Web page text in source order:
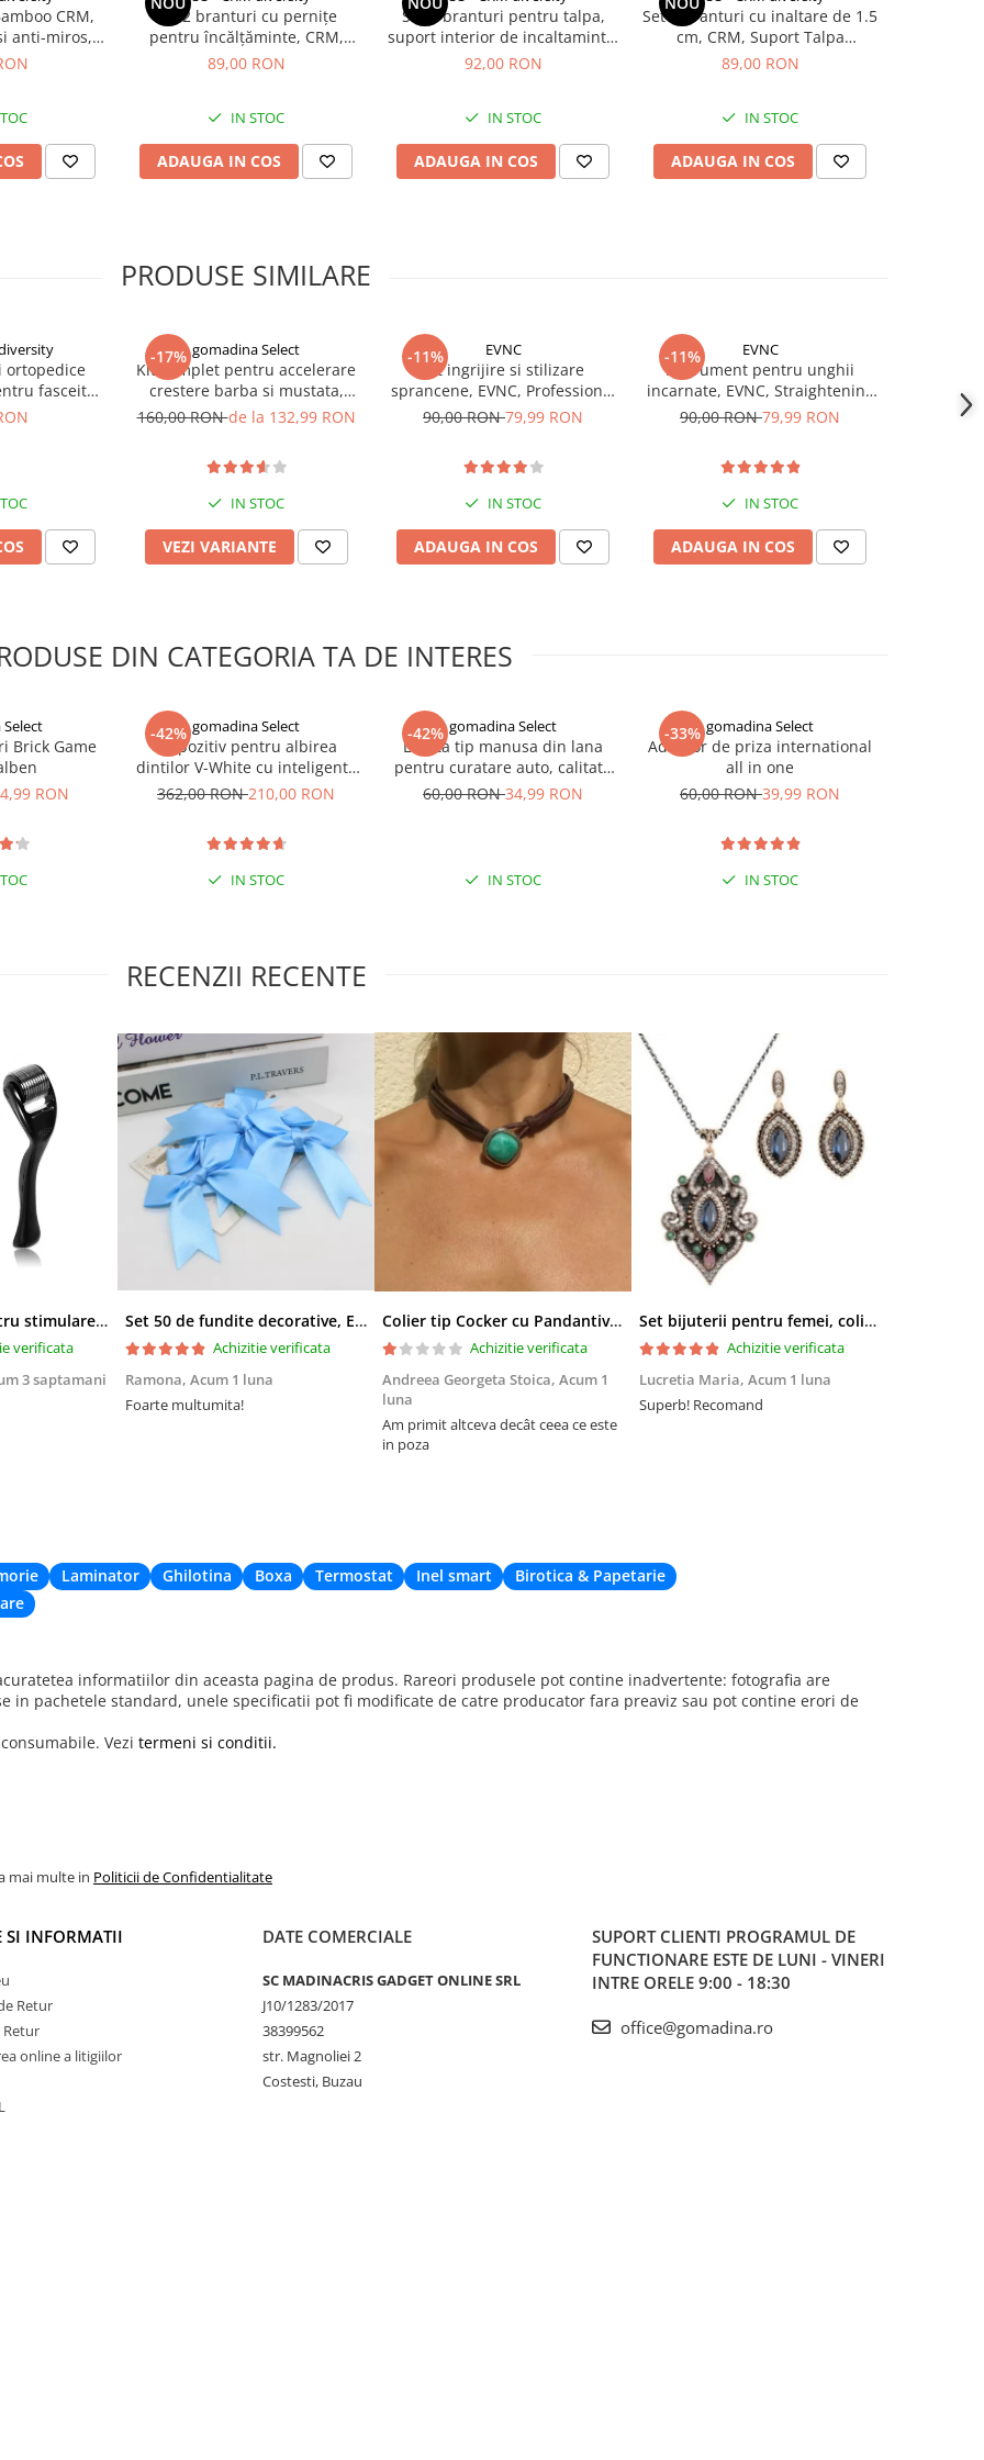
mersul pe jos
fara a va
in pielea
CRM,
anti-miros,
cm, negru
Set 2 branturi cu pernițe
pentru încălțăminte, CRM,
protecție călcâi, mărime
89,00 RON
IN STOC
ADAUGA IN COS
Set 2 branturi pentru talpa,
suport interior de incaltaminte,
CRM, cu calcai, marime
92,00 RON
IN STOC
ADAUGA IN COS
Set 2 Branturi cu inaltare de 1.5
cm, CRM, Suport Talpa
Incaltaminte, 36-40, unisex, gri
89,00 RON
IN STOC
ADAUGA IN COS
PRODUSE SIMILARE
ortopedice
fasceita
CRM,
-17% gomadina Select
Kit complet pentru accelerare
crestere barba si mustata,
GMO, Rubeus Hagrid
160,00 RONde la 132,99 RON
IN STOC
VEZI VARIANTE
-11% EVNC
Kit ingrijire si stilizare
sprancene, EVNC, Professional
Eyebrow, 6 piese
90,00 RON79,99 RON
IN STOC
ADAUGA IN COS
-11% EVNC
Instrument pentru unghii
incarnate, EVNC, Straightening
Clip
90,00 RON79,99 RON
IN STOC
ADAUGA IN COS
DIN CATEGORIA TA DE INTERES
Brick Game
RON
-42% gomadina Select
Dispozitiv pentru albirea
dintilor V-White cu inteligenta
artificiala
362,00 RON210,00 RON
IN STOC
-42% gomadina Select
Laveta tip manusa din lana
pentru curatare auto, calitate
extra
60,00 RON34,99 RON
IN STOC
-33% gomadina Select
Adaptor de priza international
all in one
60,00 RON39,99 RON
IN STOC
RECENZII RECENTE
Derma-roller pentru stimularea cresterii parului, scalp si barba, Beard Roller
verificata
3 saptamani
Set 50 de fundite decorative, EVNC, Blue Satin , potrivite pentru masini, scaune sau pahare, albastru
Achizitie verificata
Ramona, Acum 1 luna
Foarte multumita!
Colier tip Cocker cu Pandantiv Boho EVNC - Turquoise Pendant, Mărime Reglabilă
Achizitie verificata
Andreea Georgeta Stoica, Acum 1
luna
Am primit altceva decât ceea ce este
in poza
Set bijuterii pentru femei, colier cu pandantiv si cercei, CRM, 51 cm, multicolor
Achizitie verificata
Lucretia Maria, Acum 1 luna
Superb! Recomand
Laminator Ghilotina Boxa Termostat Inel smart
Birotica & Papetarie
informatiilor din aceasta pagina de produs. Rareori produsele pot contine inadvertente: fotografia are
in pachetele standard, unele specificatii pot fi modificate de catre producator fara preaviz sau pot contine erori de
Vezi termeni si conditii.
mai multe in Politicii de Confidentialitate
SI INFORMATII
Retur
Retur
online a litigiilor
DATE COMERCIALE
SC MADINACRIS GADGET ONLINE SRL
J10/1283/2017
38399562
str. Magnoliei 2
Costesti, Buzau
SUPORT CLIENTI PROGRAMUL DE
FUNCTIONARE ESTE DE LUNI - VINERI
INTRE ORELE 9:00 - 18:30
office@gomadina.ro